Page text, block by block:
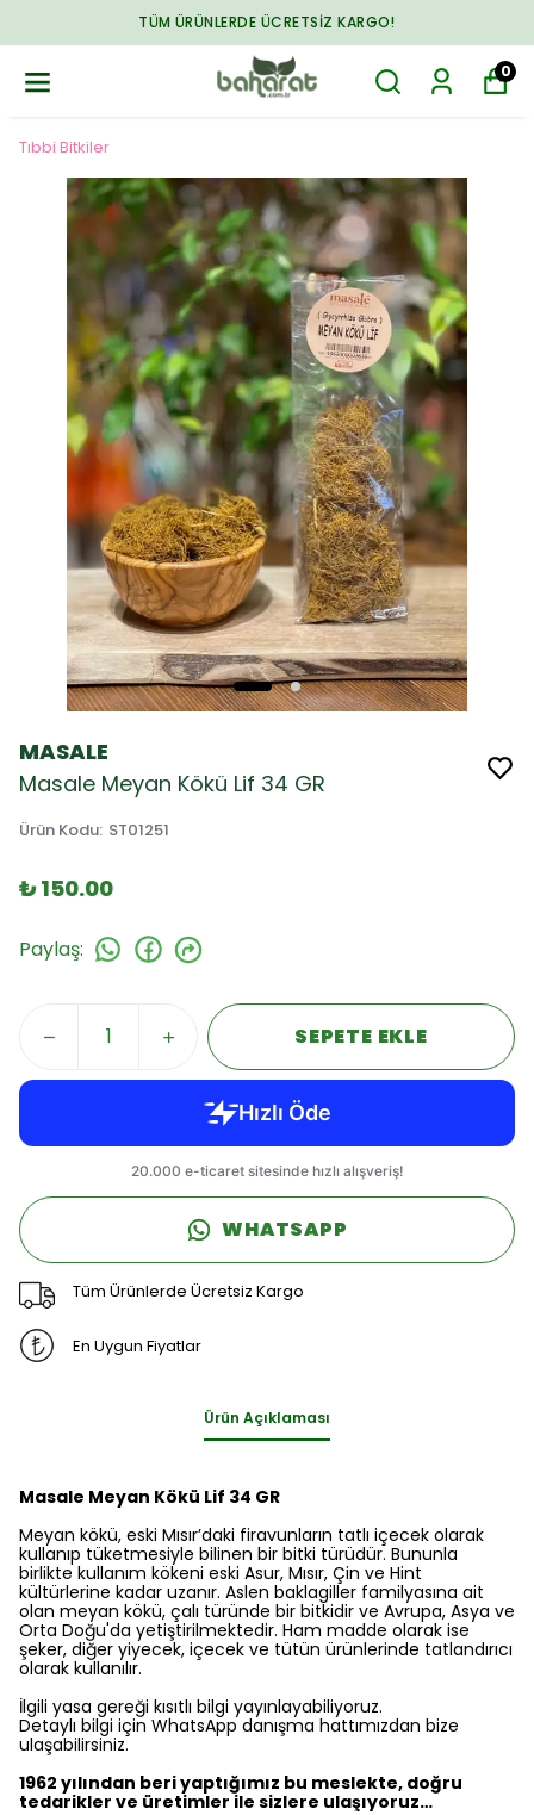
TÜM ÜRÜNLERDE ÜCRETSIZ KARGO!
0
Tıbbi Bitkiler
MASALE
Masale Meyan Kökü Lif 34 GR
Ürün Kodu: ST01251
₺ 150.00
Paylaş:
SEPETE EKLE
WHATSAPP
Tüm Ürünlerde Ücretsiz Kargo
En Uygun Fiyatlar
Ürün Açıklaması
Masale Meyan Kökü Lif 34 GR
Meyan kökü, eski Mısır’daki firavunların tatlı içecek olarak
kullanıp tüketmesiyle bilinen bir bitki türüdür. Bununla
birlikte kullanım kökeni eski Asur, Mısır, Çin ve Hint
kültürlerine kadar uzanır. Aslen baklagiller familyasına ait
olan meyan kökü, çalı türünde bir bitkidir ve Avrupa, Asya ve
Orta Doğu'da yetiştirilmektedir. Ham madde olarak ise
şeker, diğer yiyecek, içecek ve tütün ürünlerinde tatlandırıcı
olarak kullanılır.
İlgili yasa gereği kısıtlı bilgi yayınlayabiliyoruz.
Detaylı bilgi için WhatsApp danışma hattımızdan bize
ulaşabilirsiniz.
1962 yılından beri yaptığımız bu meslekte, doğru
tedarikler ve üretimler ile sizlere ulaşıyoruz…